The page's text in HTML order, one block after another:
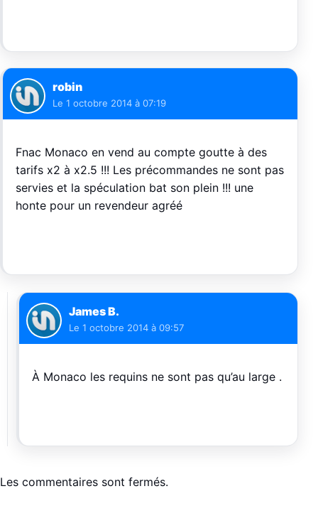
robin
Le 1 octobre 2014 à 07:19
Fnac Monaco en vend au compte goutte à des
tarifs x2 à x2.5 !!! Les précommandes ne sont pas
servies et la spéculation bat son plein !!! une
honte pour un revendeur agréé
James B.
Le 1 octobre 2014 à 09:57
À Monaco les requins ne sont pas qu’au large .
Les commentaires sont fermés.